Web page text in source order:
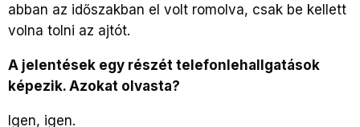
abban az időszakban el volt romolva, csak be kellett
volna tolni az ajtót.
A jelentések egy részét telefonlehallgatások
képezik. Azokat olvasta?
Igen, igen.